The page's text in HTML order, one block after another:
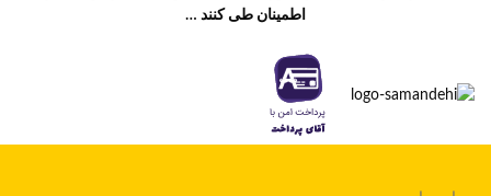
اطمینان طی کنند …